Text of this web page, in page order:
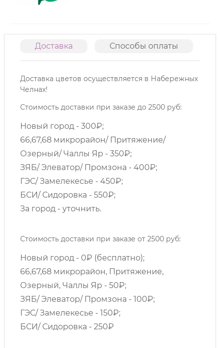
Доставка Способы оплаты
Доставка цветов осуществляется в Набережных
Челнах!
Стоимость доставки при заказе до 2500 руб:
Новый город - 300₽;
66,67,68 микрорайон/ Притяжение/
Озерный/ Чаллы Яр - 350₽;
ЗЯБ/ Элеватор/ Промзона - 400₽;
ГЭС/ Замелекесье - 450₽;
БСИ/ Сидоровка - 550₽;
За город - уточнить.
Стоимость доставки при заказе от 2500 руб:
Новый город - 0₽ (бесплатно);
66,67,68 микрорайон, Притяжение,
Озерный, Чаллы Яр - 50₽;
ЗЯБ/ Элеватор/ Промзона - 100₽;
ГЭС/ Замелекесье - 150₽;
БСИ/ Сидоровка - 250₽